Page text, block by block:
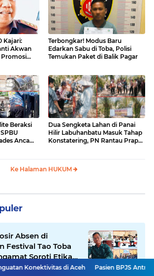
Kajari:
Akwan
Promosi
Terbongkar! Modus Baru
Edarkan Sabu di Toba, Polisi
Temukan Paket di Balik Pagar
Beraksi
Ancam
Dua Sengketa Lahan di Panai
Hilir Labuhanbatu Masuk Tahap
Konstatering, PN Rantau Prapat
Ke Halaman HUKUM
Absen di
Festival Tao Toba
Soroti Etika
di Aceh Pasien BPJS Antrean Obat 3